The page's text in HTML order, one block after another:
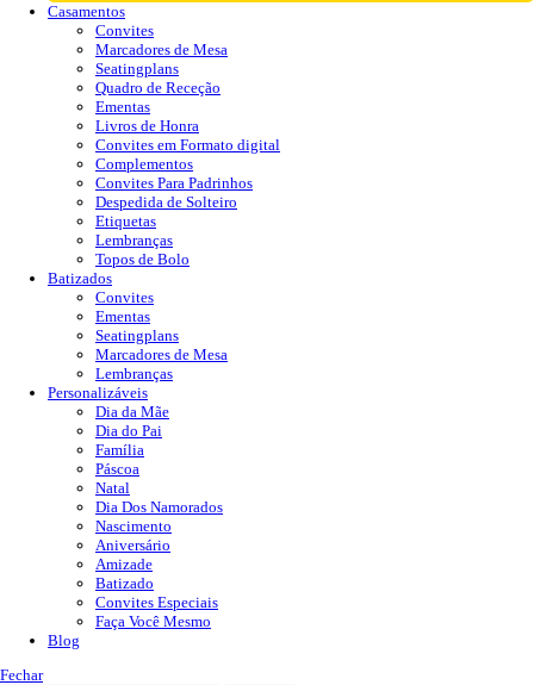
Casamentos
Convites
Marcadores de Mesa
Seatingplans
Quadro de Receção
Ementas
Livros de Honra
Convites em Formato digital
Complementos
Convites Para Padrinhos
Despedida de Solteiro
Etiquetas
Lembranças
Topos de Bolo
Batizados
Convites
Ementas
Seatingplans
Marcadores de Mesa
Lembranças
Personalizáveis
Dia da Mãe
Dia do Pai
Família
Páscoa
Natal
Dia Dos Namorados
Nascimento
Aniversário
Amizade
Batizado
Convites Especiais
Faça Você Mesmo
Blog
Fechar